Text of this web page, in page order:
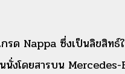
รด Nappa ซึ่งเป็นลิขสิทธ์
งโดยสารบน Mercedes-